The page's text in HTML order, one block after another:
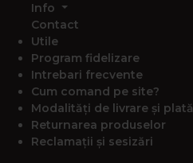
Info
Contact
Utile
Program fidelizare
Intrebari frecvente
Cum comand pe site?
Modalități de livrare și plată
Returnarea produselor
Reclamații și sesizări